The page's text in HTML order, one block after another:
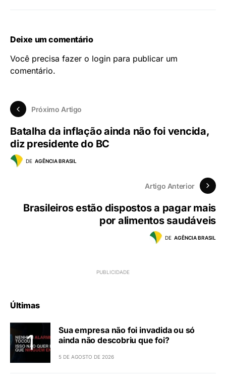
Deixe um comentário
Você precisa fazer o login para publicar um
comentário.
Próximo Artigo
Batalha da inflação ainda não foi vencida,
diz presidente do BC
DE AGÊNCIA BRASIL
Artigo Anterior
Brasileiros estão dispostos a pagar mais
por alimentos saudáveis
DE AGÊNCIA BRASIL
Últimas
Sua empresa não foi invadida ou só
ainda não descobriu que foi?
5 DE AGOSTO DE 2026